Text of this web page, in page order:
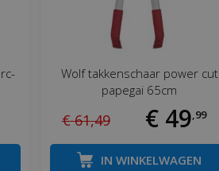
Wolf takkenschaar power cut
papegai 65cm
€ 61,49 € 49,99
IN WINKELWAGEN